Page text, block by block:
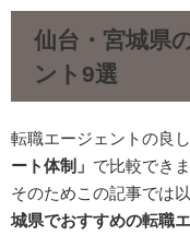
仙台・宮城県
ント9選
転職エージェントの良
ート体制」 で比較できま
そのためこの記事では
城県でおすすめの転職